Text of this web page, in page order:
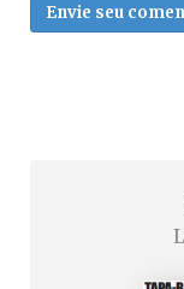
Envie seu